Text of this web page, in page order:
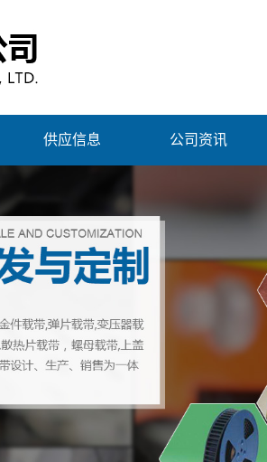
供应信息 公司资讯